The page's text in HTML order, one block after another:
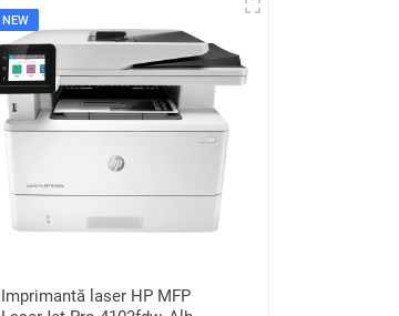
NEW
Imprimantă laser HP MFP